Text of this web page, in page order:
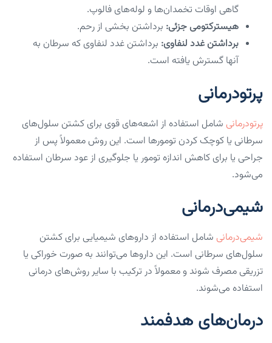
گاهی اوقات تخمدان‌ها و لوله‌های فالوپ.
هیسترکتومی جزئی: برداشتن بخشی از رحم.
برداشتن غدد لنفاوی: برداشتن غدد لنفاوی که سرطان به
آنها گسترش یافته است.
پرتودرمانی
پرتودرمانی شامل استفاده از اشعه‌های قوی برای کشتن سلول‌های
سرطانی یا کوچک کردن تومورها است. این روش معمولاً پس از
جراحی یا برای کاهش اندازه تومور یا جلوگیری از عود سرطان استفاده
می‌شود.
شیمی‌درمانی
شیمی‌درمانی شامل استفاده از داروهای شیمیایی برای کشتن
سلول‌های سرطانی است. این داروها می‌توانند به صورت خوراکی یا
تزریقی مصرف شوند و معمولاً در ترکیب با سایر روش‌های درمانی
استفاده می‌شوند.
درمان‌های هدفمند